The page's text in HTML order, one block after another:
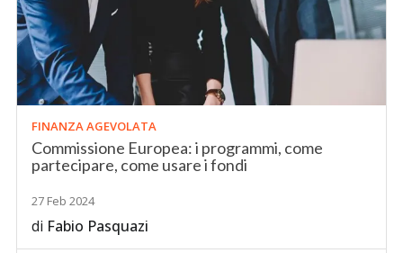
FINANZA AGEVOLATA
Commissione Europea: i programmi, come
partecipare, come usare i fondi
27 Feb 2024
di Fabio Pasquazi